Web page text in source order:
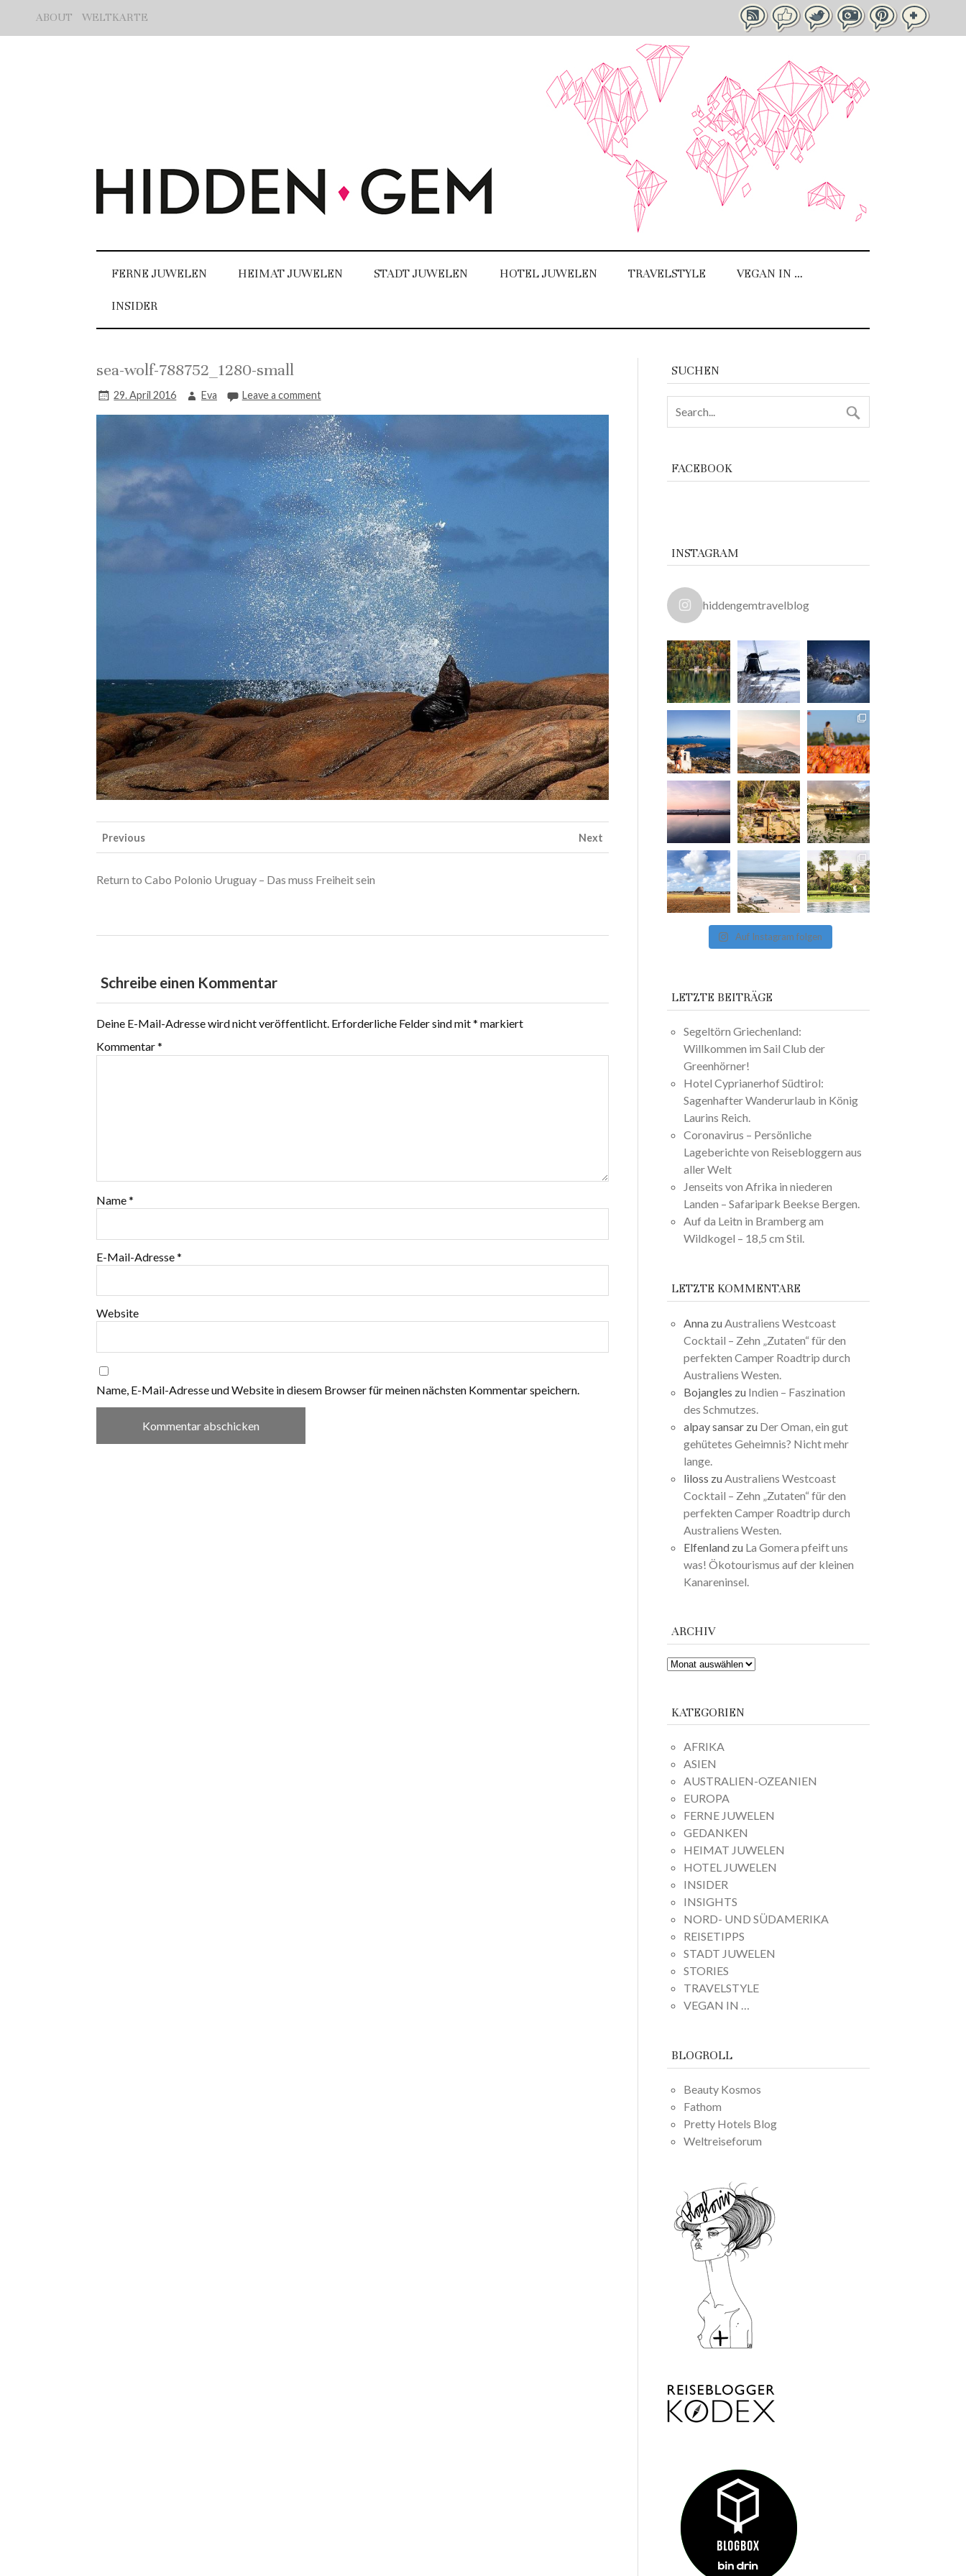
ABOUT WELTKARTE
FERNE JUWELEN HEIMAT JUWELEN STADT JUWELEN HOTEL JUWELEN TRAVELSTYLE VEGAN IN …
INSIDER
sea-wolf-788752_1280-small
29. April 2016 Eva Leave a comment
Previous Next
Return to Cabo Polonio Uruguay – Das muss Freiheit sein
Schreibe einen Kommentar
Deine E-Mail-Adresse wird nicht veröffentlicht. Erforderliche Felder sind mit* markiert
Kommentar*
Name*
E-Mail-Adresse*
Website
Name, E-Mail-Adresse und Website in diesem Browser für meinen nächsten Kommentar speichern.
SUCHEN
FACEBOOK
INSTAGRAM
hiddengemtravelblog
Auf Instagram folgen
LETZTE BEITRÄGE
Segeltörn Griechenland:
Willkommen im Sail Club der
Greenhörner!
Hotel Cyprianerhof Südtirol:
Sagenhafter Wanderurlaub in König
Laurins Reich.
Coronavirus – Persönliche
Lageberichte von Reisebloggern aus
aller Welt
Jenseits von Afrika in niederen
Landen – Safaripark Beekse Bergen.
Auf da Leitn in Bramberg am
Wildkogel – 18,5 cm Stil.
LETZTE KOMMENTARE
Anna zu Australiens Westcoast
Cocktail – Zehn „Zutaten“ für den
perfekten Camper Roadtrip durch
Australiens Westen.
Bojangles zu Indien – Faszination
des Schmutzes.
alpay sansar zu Der Oman, ein gut
gehütetes Geheimnis? Nicht mehr
lange.
liloss zu Australiens Westcoast
Cocktail – Zehn „Zutaten“ für den
perfekten Camper Roadtrip durch
Australiens Westen.
Elfenland zu La Gomera pfeift uns
was! Ökotourismus auf der kleinen
Kanareninsel.
ARCHIV
ARCHIV
KATEGORIEN
AFRIKA
ASIEN
AUSTRALIEN-OZEANIEN
EUROPA
FERNE JUWELEN
GEDANKEN
HEIMAT JUWELEN
HOTEL JUWELEN
INSIDER
INSIGHTS
NORD- UND SÜDAMERIKA
REISETIPPS
STADT JUWELEN
STORIES
TRAVELSTYLE
VEGAN IN …
BLOGROLL
Beauty Kosmos
Fathom
Pretty Hotels Blog
Weltreiseforum